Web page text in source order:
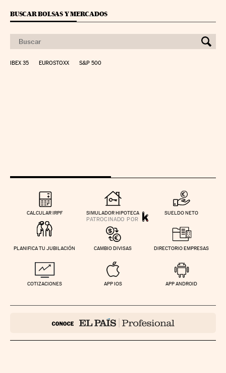
BUSCAR BOLSAS Y MERCADOS
IBEX 35 EUROSTOXX S&P 500
CALCULAR IRPF SIMULADOR HIPOTECA SUELDO NETO
PLANIFICA TU JUBILACIÓN CAMBIO DIVISAS DIRECTORIO EMPRESAS
COTIZACIONES APP IOS APP ANDROID